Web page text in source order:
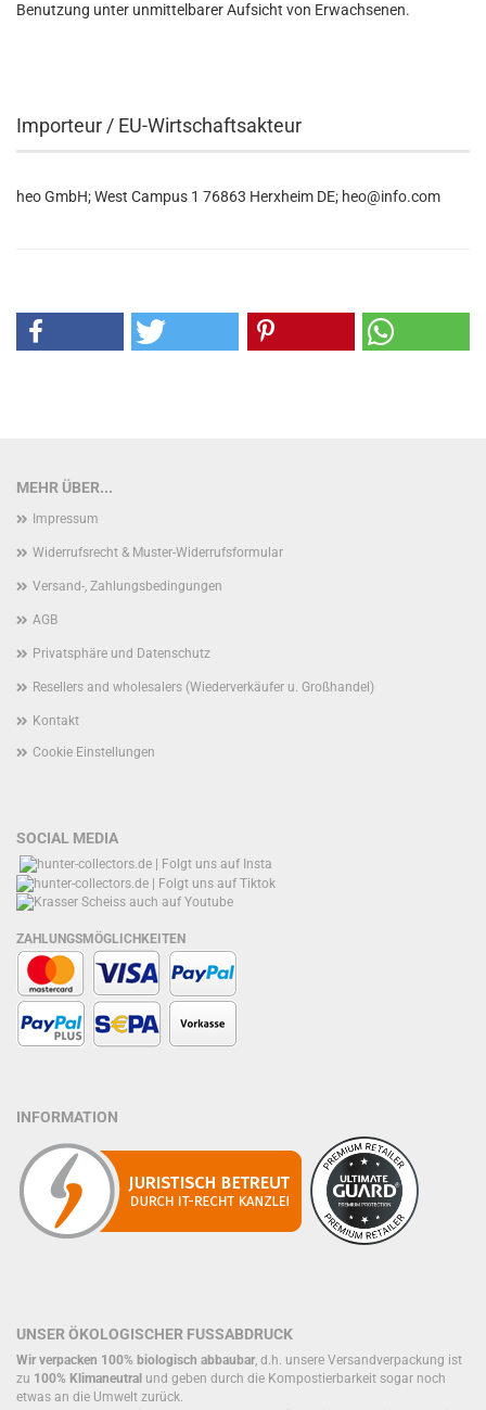
Benutzung unter unmittelbarer Aufsicht von Erwachsenen.
Importeur / EU-Wirtschaftsakteur
heo GmbH; West Campus 1 76863 Herxheim DE; heo@info.com
MEHR ÜBER...
Impressum
Widerrufsrecht & Muster-Widerrufsformular
Versand-, Zahlungsbedingungen
AGB
Privatsphäre und Datenschutz
Resellers and wholesalers (Wiederverkäufer u. Großhandel)
Kontakt
Cookie Einstellungen
SOCIAL MEDIA
ZAHLUNGSMÖGLICHKEITEN
INFORMATION
UNSER ÖKOLOGISCHER FUSSABDRUCK
Wir verpacken 100% biologisch abbaubar, d.h. unsere Versandverpackung ist
zu 100% Klimaneutral und geben durch die Kompostierbarkeit sogar noch
etwas an die Umwelt zurück.